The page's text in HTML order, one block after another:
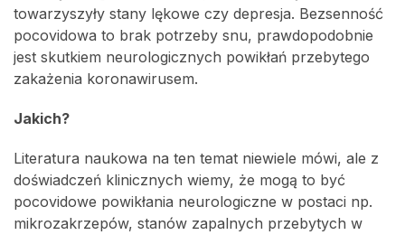
towarzyszyły stany lękowe czy depresja. Bezsenność
pocovidowa to brak potrzeby snu, prawdopodobnie
jest skutkiem neurologicznych powikłań przebytego
zakażenia koronawirusem.
Jakich?
Literatura naukowa na ten temat niewiele mówi, ale z
doświadczeń klinicznych wiemy, że mogą to być
pocovidowe powikłania neurologiczne w postaci np.
mikrozakrzepów, stanów zapalnych przebytych w